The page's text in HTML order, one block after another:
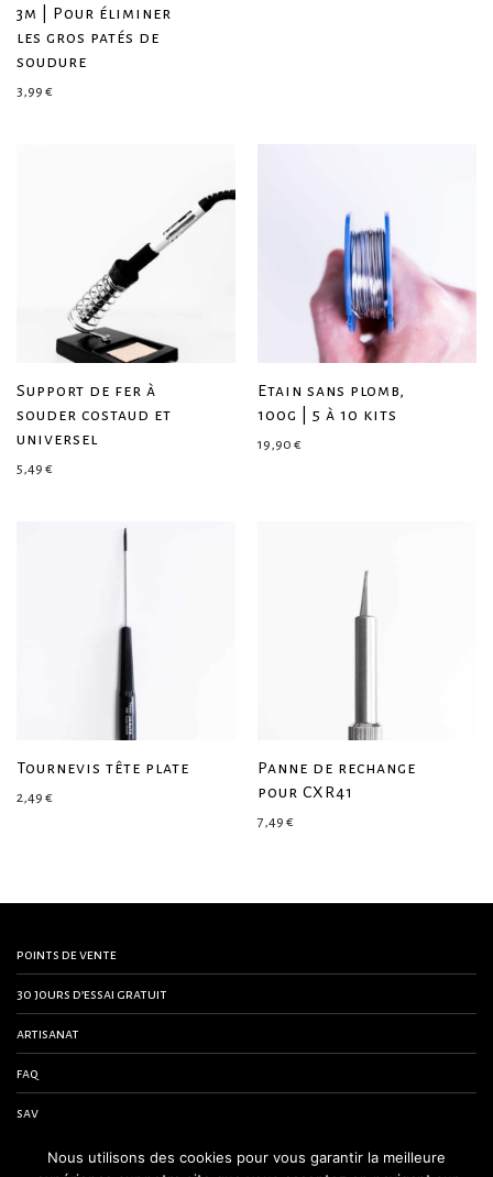
3m | Pour éliminer
les gros patés de
soudure
3,99 €
Support de fer à
souder costaud et
universel
5,49 €
Etain sans plomb,
100g | 5 à 10 kits
19,90 €
Tournevis tête plate
2,49 €
Panne de rechange
pour CXR41
7,49 €
points de vente
30 jours d’essai gratuit
artisanat
faq
sav
contactez-nous
Nous utilisons des cookies pour vous garantir la meilleure